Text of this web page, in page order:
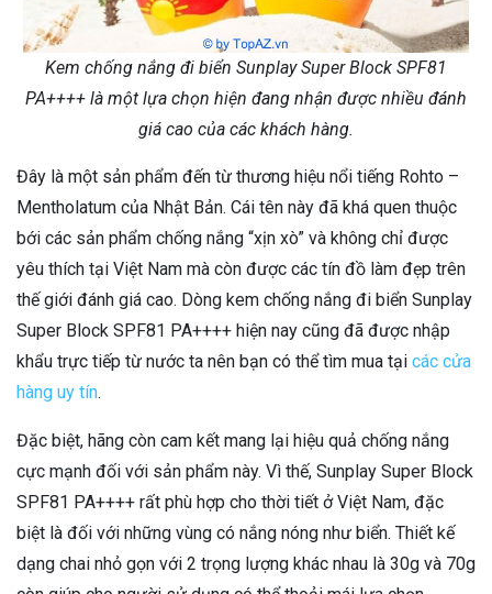
Kem chống nắng đi biển Sunplay Super Block SPF81
PA++++ là một lựa chọn hiện đang nhận được nhiều đánh
giá cao của các khách hàng.
Đây là một sản phẩm đến từ thương hiệu nổi tiếng Rohto –
Mentholatum của Nhật Bản. Cái tên này đã khá quen thuộc
bới các sản phẩm chống nắng “xịn xò” và không chỉ được
yêu thích tại Việt Nam mà còn được các tín đồ làm đẹp trên
thế giới đánh giá cao. Dòng kem chống nắng đi biển Sunplay
Super Block SPF81 PA++++ hiện nay cũng đã được nhập
khẩu trực tiếp từ nước ta nên bạn có thể tìm mua tại các cửa
hàng uy tín.
Đặc biệt, hãng còn cam kết mang lại hiệu quả chống nắng
cực mạnh đối với sản phẩm này. Vì thế, Sunplay Super Block
SPF81 PA++++ rất phù hợp cho thời tiết ở Việt Nam, đặc
biệt là đối với những vùng có nắng nóng như biển. Thiết kế
dạng chai nhỏ gọn với 2 trọng lượng khác nhau là 30g và 70g